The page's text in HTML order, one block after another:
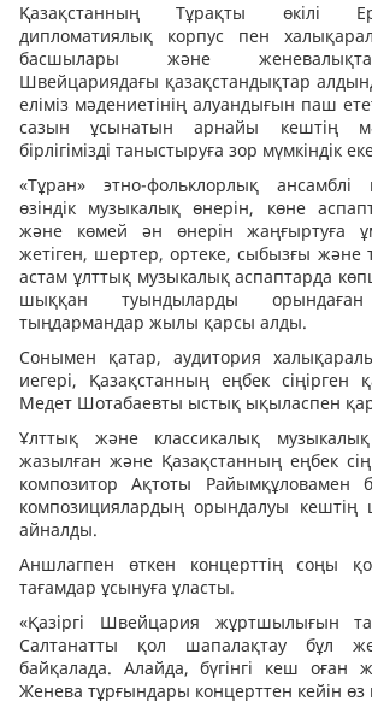
Қазақстанның Тұрақты өкілі
дипломатиялық корпус пен
басшылары және
Швейцариядағы қазақстандықтар
еліміз мәдениетінің алуандығын паш
сазын ұсынатын арнайы кештің
бірлігімізді таныстыруға зор мүмкіндік
«Тұран» этно-фольклорлық
өзіндік музыкалық өнерін, көне
және көмей ән өнерін жаңғыртуға
жетіген, шертер, ортеке, сыбызғы және
астам ұлттық музыкалық аспаптарда
шыққан туындыларды орындаған
тыңдармандар жылы қарсы алды.
Сонымен қатар, аудитория
иегері, Қазақстанның еңбек сіңірген
Медет Шотабаевты ыстық ықыласпен
Ұлттық және классикалық
жазылған және Қазақстанның еңбек
композитор Ақтоты Райымқұловамен
композициялардың орындалуы кештің
айналды.
Аншлагпен өткен концерттің соңы
тағамдар ұсынуға ұласты.
«Қазіргі Швейцария жұртшылығын
Салтанатты қол шапалақтау бұл
байқалада. Алайда, бүгінгі кеш оған
Женева тұрғындары концерттен кейін өз